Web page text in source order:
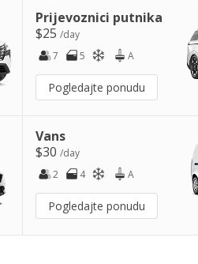
Prijevoznici putnika
$25 /day
7
5 A
Pogledajte ponudu
Vans
$30 /day
2
4 A
Pogledajte ponudu